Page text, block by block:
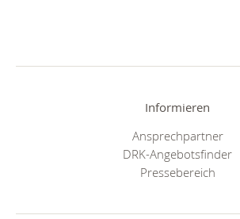
Informieren
Ansprechpartner
DRK-Angebotsfinder
Pressebereich